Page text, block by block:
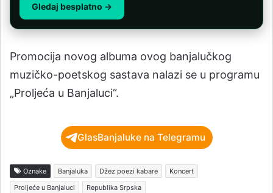
Gledaj besplatno →
Promocija novog albuma ovog banjalučkog
muzičko-poetskog sastava nalazi se u programu
„Proljeća u Banjaluci“.
GlasBanjaluke na Telegramu
Oznake Banjaluka Džez poezi kabare
Koncert
Proljeće u Banjaluci
Republika Srpska